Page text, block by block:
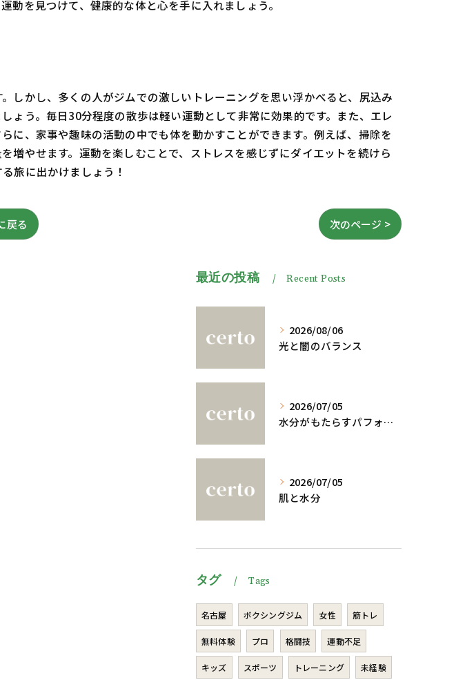
動を見つけて、健康的な体と心を手に入れましょう。
しかし、多くの人がジムでの激しいトレーニングを思い浮かべると、尻込み
ょう。毎日30分程度の散歩は軽い運動として非常に効果的です。また、エレ
に、家事や趣味の活動の中でも体を動かすことができます。例えば、掃除を
増やせます。運動を楽しむことで、ストレスを感じずにダイエットを続けら
旅に出かけましょう！
戻る 次のページ >
最近の投稿 Recent Posts
2026/08/06
光と闇のバランス
2026/07/05
水分がもたらすパフォーマンスへの影響
2026/07/05
肌と水分
タグ Tags
名古屋 ボクシングジム 女性 筋トレ
無料体験 プロ 格闘技 運動不足
キッズ スポーツ トレーニング 未経験